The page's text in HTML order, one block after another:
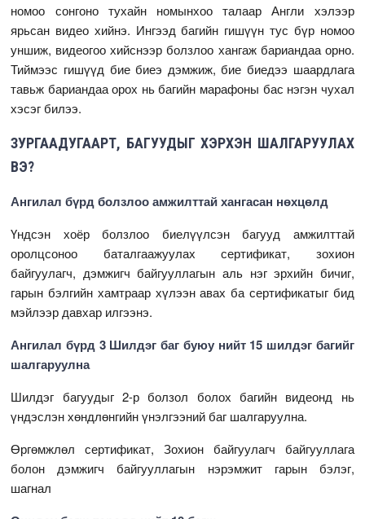
номоо сонгоно тухайн номынхоо талаар Англи хэлээр
ярьсан видео хийнэ. Ингээд багийн гишүүн тус бүр номоо
уншиж, видеогоо хийснээр болзлоо хангаж бариандаа орно.
Тиймээс гишүүд бие биеэ дэмжиж, бие биедээ шаардлага
тавьж бариандаа орох нь багийн марафоны бас нэгэн чухал
хэсэг билээ.
ЗУРГААДУГААРТ, БАГУУДЫГ ХЭРХЭН ШАЛГАРУУЛАХ
ВЭ?
Ангилал бүрд болзлоо амжилттай хангасан нөхцөлд
Үндсэн хоёр болзлоо биелүүлсэн багууд амжилттай
оролцсоноо баталгаажуулах сертификат, зохион
байгуулагч, дэмжигч байгууллагын аль нэг эрхийн бичиг,
гарын бэлгийн хамтраар хүлээн авах ба сертификатыг бид
мэйлээр давхар илгээнэ.
Ангилал бүрд 3 Шилдэг баг буюу нийт 15 шилдэг багийг
шалгаруулна
Шилдэг багуудыг 2-р болзол болох багийн видеонд нь
үндэслэн хөндлөнгийн үнэлгээний баг шалгаруулна.
Өргөмжлөл сертификат, Зохион байгуулагч байгууллага
болон дэмжигч байгууллагын нэрэмжит гарын бэлэг,
шагнал